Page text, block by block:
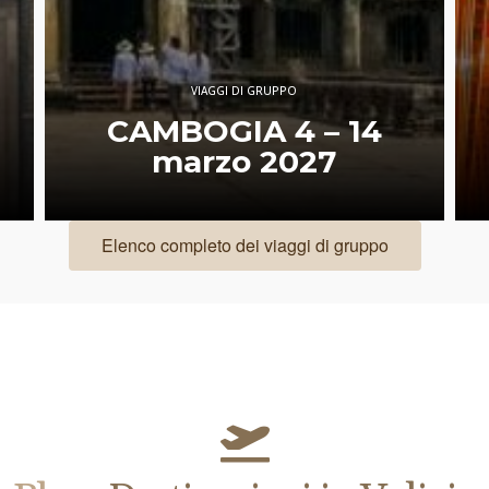
VIAGGI DI GRUPPO
Giappone d’Autore,
tra Samurai e
modernità
Elenco completo dei viaggi di gruppo